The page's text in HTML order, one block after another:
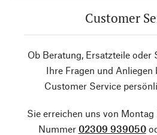
Customer
Ob Beratung, Ersatzteile oder
Ihre Fragen und Anliegen
Customer Service
Sie erreichen uns von
Nummer 02309 939050